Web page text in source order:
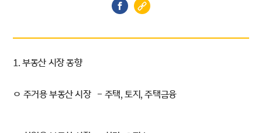
1. 부동산 시장 동향
ㅇ 주거용 부동산 시장 - 주택, 토지, 주택금융